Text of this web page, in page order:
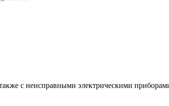
с неисправными электрическими